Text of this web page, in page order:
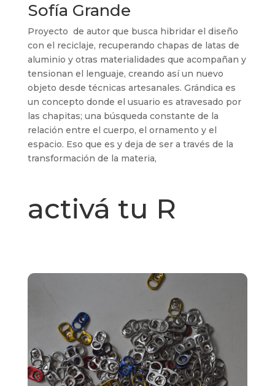
Sofía Grande
Proyecto de autor que busca hibridar el diseño
con el reciclaje, recuperando chapas de latas de
aluminio y otras materialidades que acompañan y
tensionan el lenguaje, creando así un nuevo
objeto desde técnicas artesanales. Grándica es
un concepto donde el usuario es atravesado por
las chapitas; una búsqueda constante de la
relación entre el cuerpo, el ornamento y el
espacio. Eso que es y deja de ser a través de la
transformación de la materia,
activá tu R